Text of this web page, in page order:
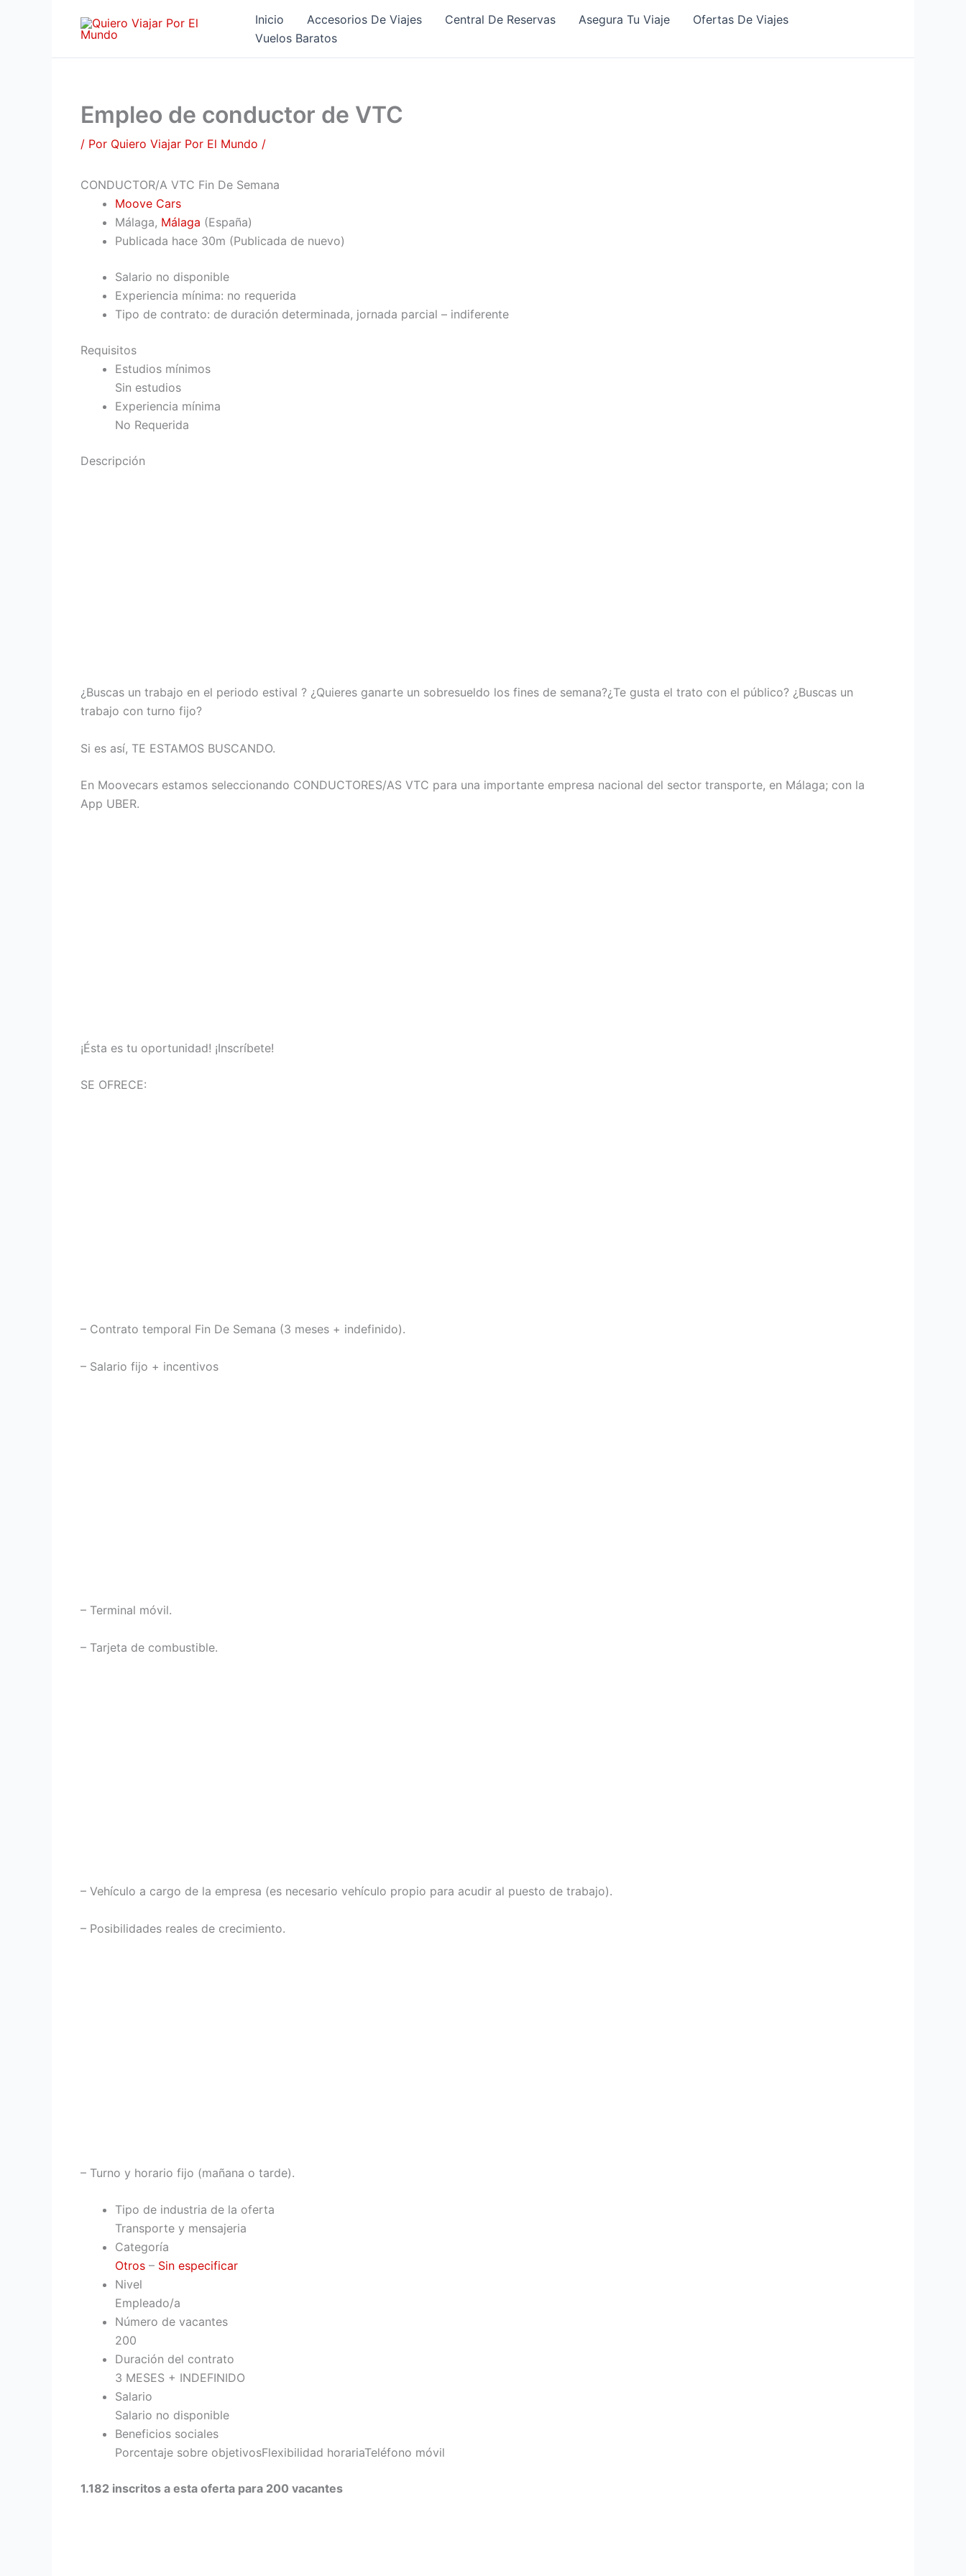
Inicio Accesorios De Viajes Central De Reservas Asegura Tu Viaje
Ofertas De Viajes
Vuelos Baratos
Empleo de conductor de VTC
/ Por Quiero Viajar Por El Mundo /
CONDUCTOR/A VTC Fin De Semana
Moove Cars
Málaga, Málaga (España)
Publicada hace 30m (Publicada de nuevo)
Salario no disponible
Experiencia mínima: no requerida
Tipo de contrato: de duración determinada, jornada parcial – indiferente
Requisitos
Estudios mínimos
Sin estudios
Experiencia mínima
No Requerida
Descripción
¿Buscas un trabajo en el periodo estival ? ¿Quieres ganarte un sobresueldo los fines de semana?¿Te gusta el trato con el público? ¿Buscas un
trabajo con turno fijo?
Si es así, TE ESTAMOS BUSCANDO.
En Moovecars estamos seleccionando CONDUCTORES/AS VTC para una importante empresa nacional del sector transporte, en Málaga; con la
App UBER.
¡Ésta es tu oportunidad! ¡Inscríbete!
SE OFRECE:
– Contrato temporal Fin De Semana (3 meses + indefinido).
– Salario fijo + incentivos
– Terminal móvil.
– Tarjeta de combustible.
– Vehículo a cargo de la empresa (es necesario vehículo propio para acudir al puesto de trabajo).
– Posibilidades reales de crecimiento.
– Turno y horario fijo (mañana o tarde).
Tipo de industria de la oferta
Transporte y mensajeria
Categoría
Otros – Sin especificar
Nivel
Empleado/a
Número de vacantes
200
Duración del contrato
3 MESES + INDEFINIDO
Salario
Salario no disponible
Beneficios sociales
Porcentaje sobre objetivosFlexibilidad horariaTeléfono móvil
1.182 inscritos a esta oferta para 200 vacantes